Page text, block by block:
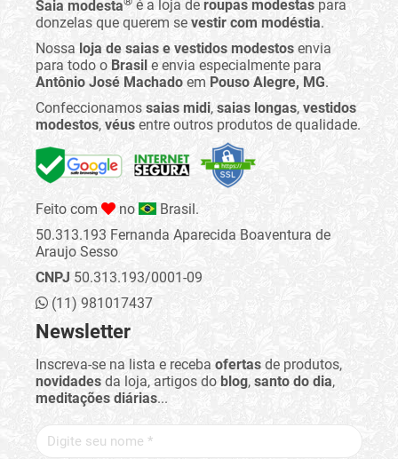
Saia modesta é a loja de roupas modestas para
donzelas que querem se vestir com modéstia.
Nossa loja de saias e vestidos modestos envia
para todo o Brasil e envia especialmente para
Antônio José Machado em Pouso Alegre, MG.
Confeccionamos saias midi, saias longas, vestidos
modestos, véus entre outros produtos de qualidade.
Feito com no
Brasil.
50.313.193 Fernanda Aparecida Boaventura de
Araujo Sesso
CNPJ 50.313.193/0001-09
(11) 981017437
Newsletter
Inscreva-se na lista e receba ofertas de produtos,
novidades da loja, artigos do blog, santo do dia,
meditações diárias...